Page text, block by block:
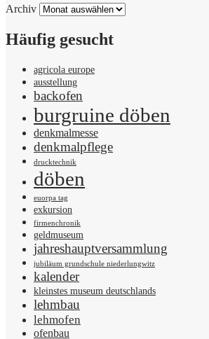
Archiv
Häufig gesucht
agricola europe
ausstellung
backofen
burgruine döben
denkmalmesse
denkmalpflege
drucktechnik
döben
euorpa tag
exkursion
firmenchronik
geldmuseum
jahreshauptversammlung
jubiläum grundschule niederlungwitz
kalender
kleinstes museum deutschlands
lehmbau
lehmofen
ofenbau